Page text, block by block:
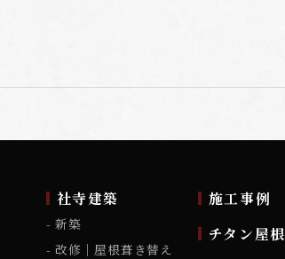
社寺建築
新築
改修｜屋根葺き替え
施工事例
チタン屋根